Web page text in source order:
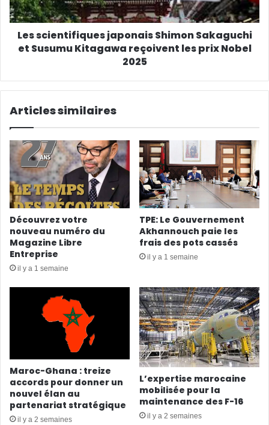
Les scientifiques japonais Shimon Sakaguchi
et Susumu Kitagawa reçoivent les prix Nobel
2025
Articles similaires
Découvrez votre
nouveau numéro du
Magazine Libre
Entreprise
il y a 1 semaine
TPE: Le Gouvernement
Akhannouch paie les
frais des pots cassés
il y a 1 semaine
Maroc-Ghana : treize
accords pour donner un
nouvel élan au
partenariat stratégique
il y a 2 semaines
L’expertise marocaine
mobilisée pour la
maintenance des F-16
il y a 2 semaines